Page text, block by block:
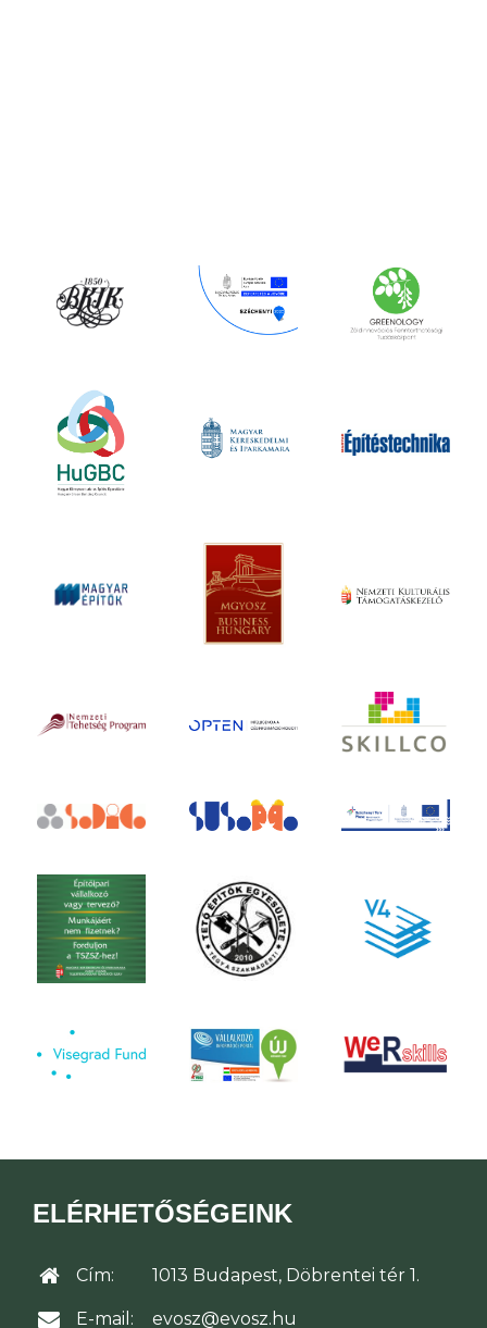
ELÉRHETŐSÉGEINK
Cím: 1013 Budapest, Döbrentei tér 1.
E-mail: evosz@evosz.hu